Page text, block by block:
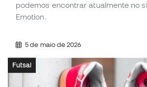
podemos encontrar atualmente no
Emotion.
5 de maio de 2026
Futsal